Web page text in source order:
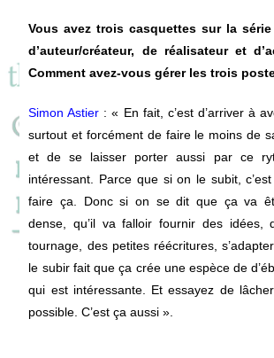
Vous avez trois casquettes sur la série
d’auteur/créateur, de réalisateur et
Comment avez-vous gérer les trois
Simon Astier : « En fait, c’est d’arriver à
surtout et forcément de faire le moins de
et de se laisser porter aussi par ce
intéressant. Parce que si on le subit,
faire ça. Donc si on se dit que ça va
dense, qu’il va falloir fournir des idées,
tournage, des petites réécritures,
le subir fait que ça crée une espèce de
qui est intéressante. Et essayez de
possible. C’est ça aussi ».